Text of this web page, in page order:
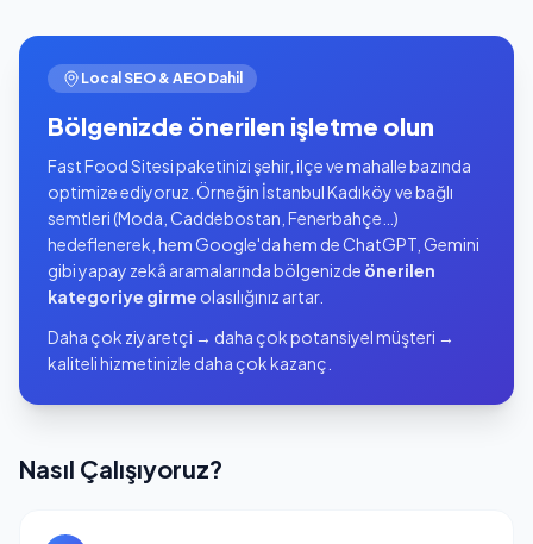
Local SEO & AEO Dahil
Bölgenizde önerilen işletme olun
Fast Food Sitesi paketinizi şehir, ilçe ve mahalle bazında
optimize ediyoruz. Örneğin İstanbul Kadıköy ve bağlı
semtleri (Moda, Caddebostan, Fenerbahçe…)
hedeflenerek, hem Google'da hem de ChatGPT, Gemini
gibi yapay zekâ aramalarında bölgenizde önerilen
kategoriye girme olasılığınız artar.
Daha çok ziyaretçi → daha çok potansiyel müşteri →
kaliteli hizmetinizle daha çok kazanç.
Nasıl Çalışıyoruz?